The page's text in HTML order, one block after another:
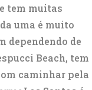
tem muitas
uma é muito
dependendo de
Beach, tem
caminhar pela